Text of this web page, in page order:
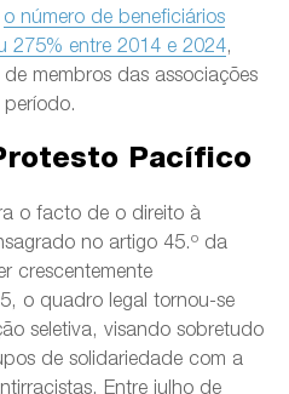
o número de beneficiários
275% entre 2014 e 2024
membros das associações
Pacífico
o facto de o direito à
no artigo 45.º da
crescentemente
o quadro legal tornou-se
seletiva, visando sobretudo
de solidariedade com a
Entre julho de